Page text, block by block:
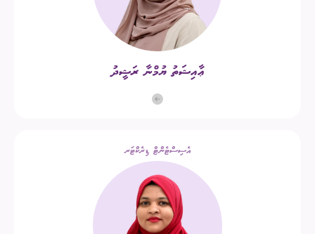
ޢާއިޝަތު ޔުމްނާ ރަޝީދު
އެސިސްޓެންޓް ޑިރެކްޓަރ